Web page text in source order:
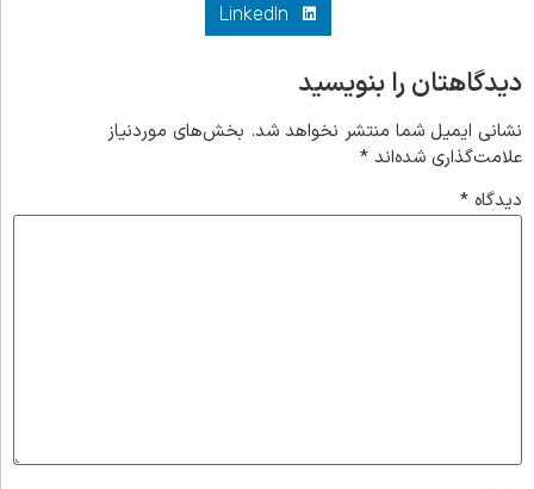
LinkedIn
دیدگاهتان را بنویسید
نشانی ایمیل شما منتشر نخواهد شد. بخش‌های موردنیاز
علامت‌گذاری شده‌اند *
دیدگاه *